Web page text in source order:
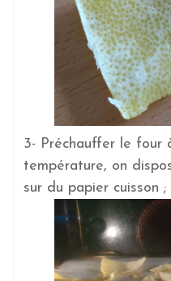
3- Préchauffer le four
température, on
sur du papier cuisson ;